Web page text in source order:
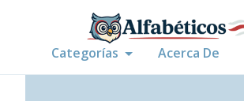
Categorías Acerca De